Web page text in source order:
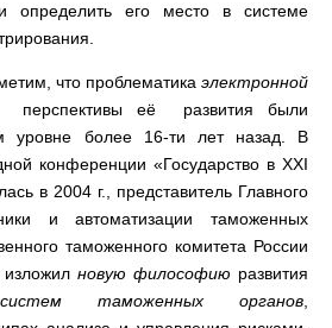
определить его место в системе
что проблематика электронной
перспективы её развития были
уровне более 16-ти лет назад. В
конференции «Государство в ХХI
в 2004 г., представитель Главного
и автоматизации таможенных
таможенного комитета России
новую философию развития
таможенных органов